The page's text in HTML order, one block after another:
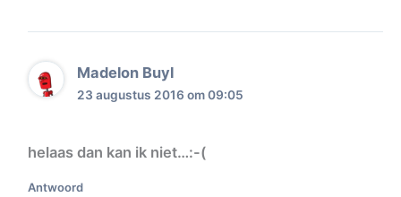
Madelon Buyl
23 augustus 2016 om 09:05
helaas dan kan ik niet…:-(
Antwoord